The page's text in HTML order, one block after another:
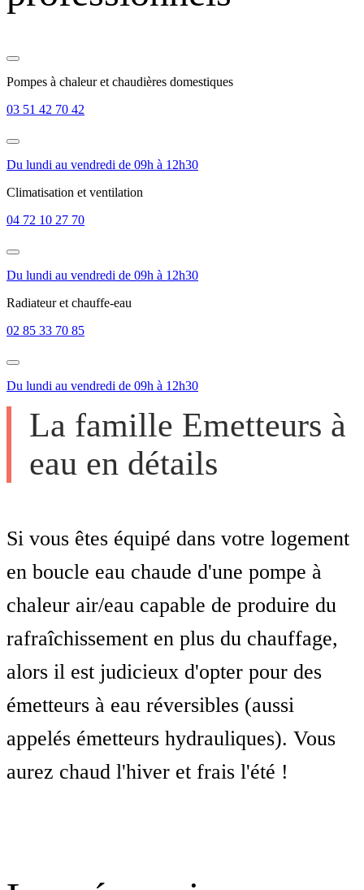
Pompes à chaleur et chaudières domestiques
03 51 42 70 42
Du lundi au vendredi de 09h à 12h30
Climatisation et ventilation
04 72 10 27 70
Du lundi au vendredi de 09h à 12h30
Radiateur et chauffe-eau
02 85 33 70 85
Du lundi au vendredi de 09h à 12h30
La famille Emetteurs à
eau en détails
Si vous êtes équipé dans votre logement
en boucle eau chaude d'une pompe à
chaleur air/eau capable de produire du
rafraîchissement en plus du chauffage,
alors il est judicieux d'opter pour des
émetteurs à eau réversibles (aussi
appelés émetteurs hydrauliques). Vous
aurez chaud l'hiver et frais l'été !